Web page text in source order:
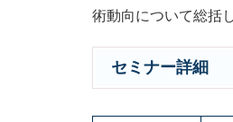
術動向について総括
セミナー詳細